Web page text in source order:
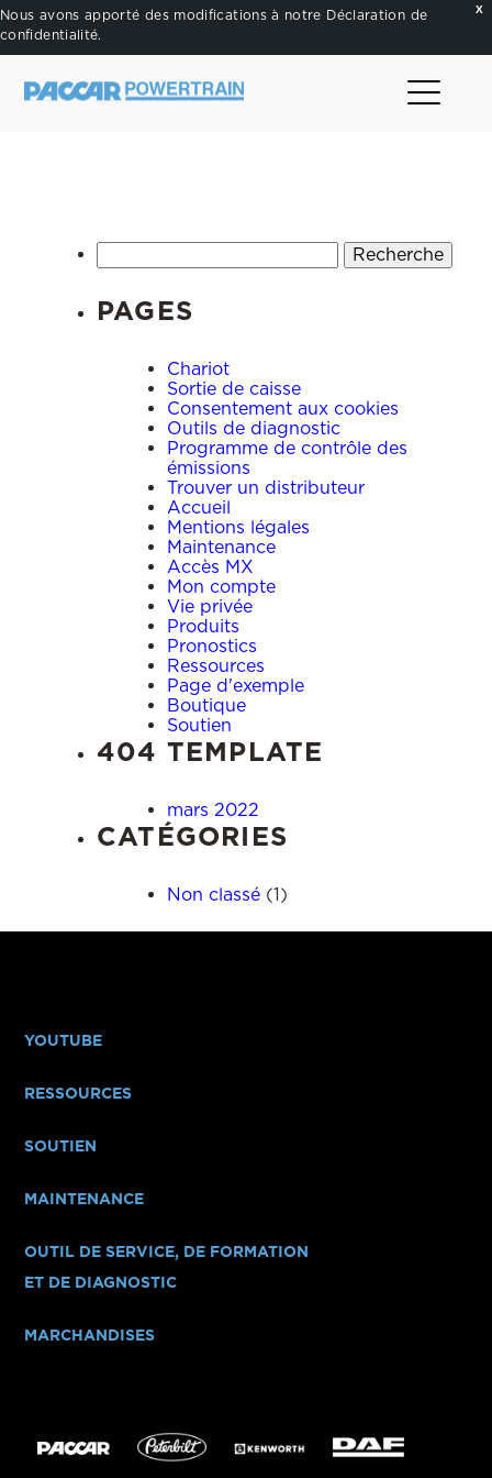
X
Nous avons apporté des modifications à notre Déclaration de
confidentialité.
.
Rechercher :
PAGES
Chariot
Sortie de caisse
Consentement aux cookies
Outils de diagnostic
Programme de contrôle des
émissions
Trouver un distributeur
Accueil
Mentions légales
Maintenance
Accès MX
Mon compte
Vie privée
Produits
Pronostics
Ressources
Page d'exemple
Boutique
Soutien
404 TEMPLATE
mars 2022
CATÉGORIES
Non classé (1)
YOUTUBE
RESSOURCES
SOUTIEN
MAINTENANCE
OUTIL DE SERVICE, DE FORMATION
ET DE DIAGNOSTIC
MARCHANDISES